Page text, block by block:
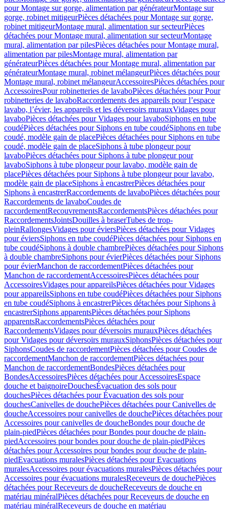
pour Montage sur gorge, alimentation par générateurMontage sur
gorge, robinet mitigeurPièces détachées pour Montage sur gorge,
robinet mitigeurMontage mural, alimentation sur secteurPièces
détachées pour Montage mural, alimentation sur secteurMontage
mural, alimentation par pilesPièces détachées pour Montage mural,
alimentation par pilesMontage mural, alimentation par
générateurPièces détachées pour Montage mural, alimentation par
générateurMontage mural, robinet mélangeurPièces détachées pour
Montage mural, robinet mélangeurAccessoiresPièces détachées pour
AccessoiresPour robinetteries de lavaboPièces détachées pour Pour
robinetteries de lavaboRaccordements des appareils pour l’espace
lavabo, l’évier, les appareils et les déversoirs murauxVidages pour
lavaboPièces détachées pour Vidages pour lavaboSiphons en tube
coudéPièces détachées pour Siphons en tube coudéSiphons en tube
coudé, modèle gain de placePièces détachées pour Siphons en tube
coudé, modèle gain de placeSiphons à tube plongeur pour
lavaboPièces détachées pour Siphons à tube plongeur pour
lavaboSiphons à tube plongeur pour lavabo, modèle gain de
placePièces détachées pour Siphons à tube plongeur pour lavabo,
modèle gain de placeSiphons à encastrerPièces détachées pour
Siphons à encastrerRaccordements de lavaboPièces détachées pour
Raccordements de lavaboCoudes de
raccordementRecouvrementsRaccordementsPièces détachées pour
RaccordementsJointsDouilles à braserTubes de trop-
pleinRallongesVidages pour éviersPièces détachées pour Vidages
pour éviersSiphons en tube coudéPièces détachées pour Siphons en
tube coudéSiphons à double chambrePièces détachées pour Siphons
à double chambreSiphons pour évierPièces détachées pour Siphons
pour évierManchon de raccordementPièces détachées pour
Manchon de raccordementAccessoiresPièces détachées pour
AccessoiresVidages pour appareilsPièces détachées pour Vidages
pour appareilsSiphons en tube coudéPièces détachées pour Siphons
en tube coudéSiphons à encastrerPièces détachées pour Siphons à
encastrerSiphons apparentsPièces détachées pour Siphons
apparentsRaccordementsPièces détachées pour
RaccordementsVidages pour déversoirs murauxPièces détachées
pour Vidages pour déversoirs murauxSiphonsPièces détachées pour
SiphonsCoudes de raccordementPièces détachées pour Coudes de
raccordementManchon de raccordementPièces détachées pour
Manchon de raccordementBondesPièces détachées pour
BondesAccessoiresPièces détachées pour AccessoiresEspace
douche et baignoireDouchesÉvacuation des sols pour
douchesPièces détachées pour Évacuation des sols pour
douchesCanivelles de douchePièces détachées pour Canivelles de
doucheAccessoires pour canivelles de douchePièces détachées pour
Accessoires pour canivelles de doucheBondes pour douche de
plain-piedPièces détachées pour Bondes pour douche de plain-
piedAccessoires pour bondes pour douche de plain-piedPièces
détachées pour Accessoires pour bondes pour douche de plain-
piedEvacuations muralesPièces détachées pour Evacuations
muralesAccessoires pour évacuations muralesPièces détachées pour
Accessoires pour évacuations muralesReceveurs de douchePièces
détachées pour Receveurs de doucheReceveurs de douche en
matériau minéralPièces détachées pour Receveurs de douche en
matériau minéralReceveurs de douche en matériau